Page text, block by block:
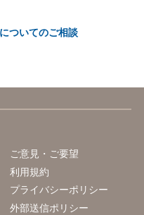
ついてのご相談
ご意見・ご要望
利用規約
プライバシーポリシー
外部送信ポリシー